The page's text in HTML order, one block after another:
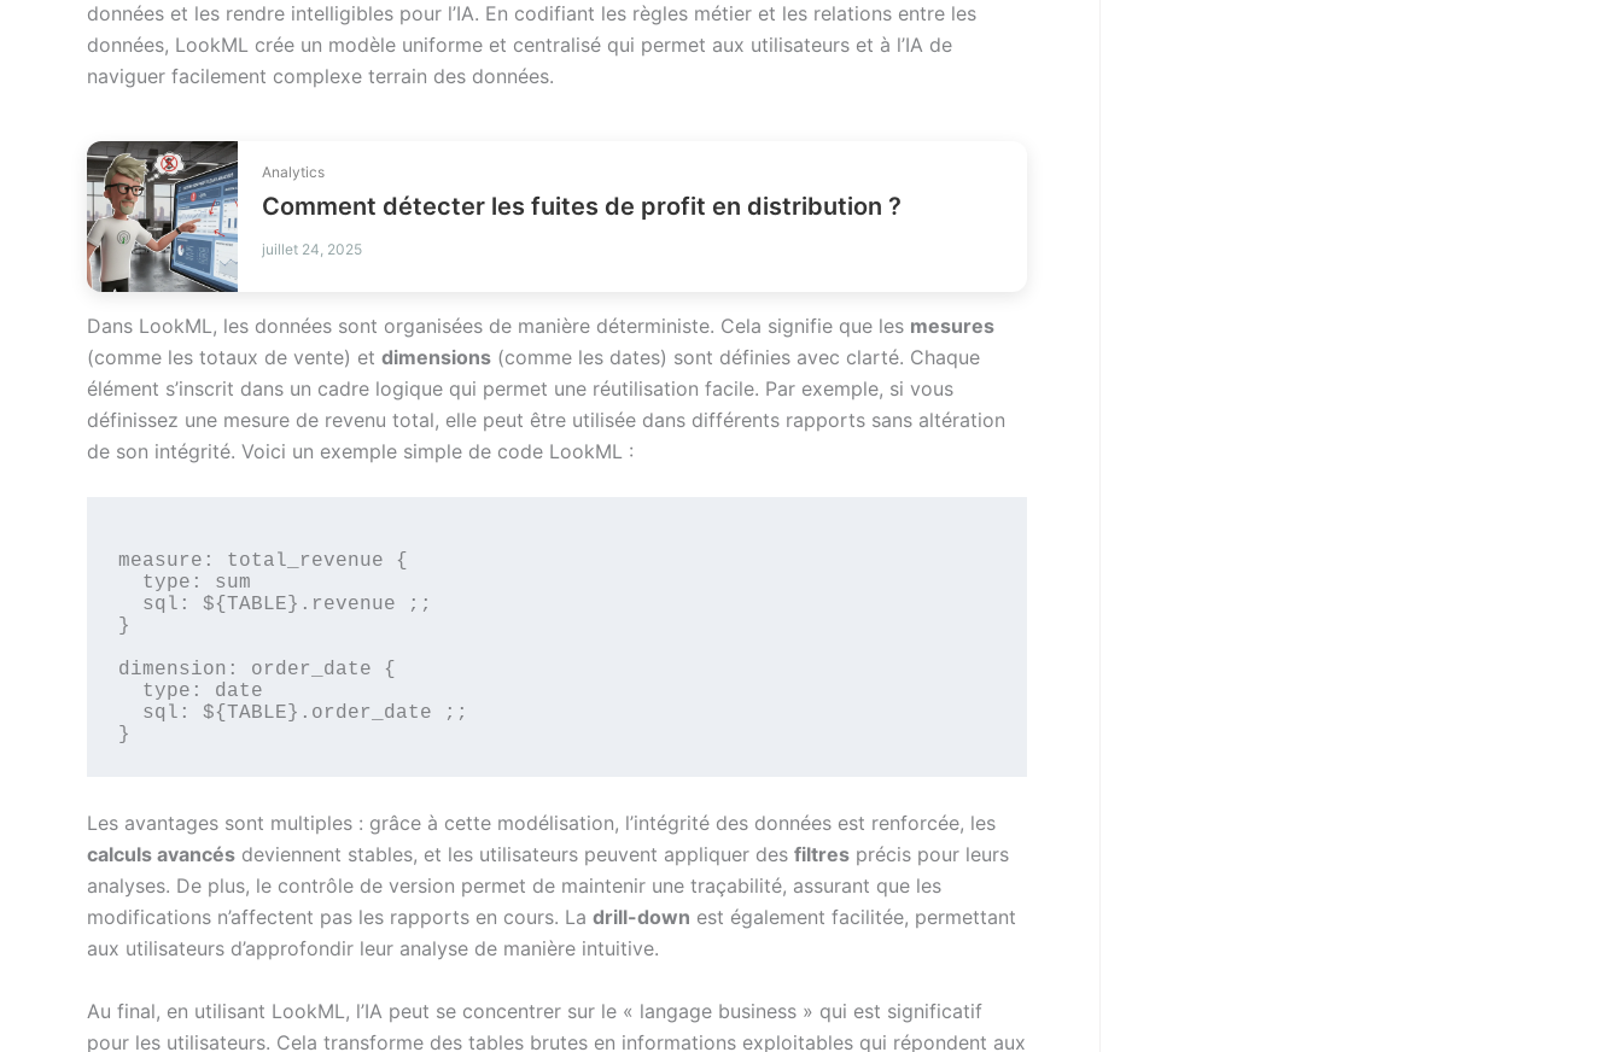
données et les rendre intelligibles pour l’IA. En codifiant les règles métier et les relations entre les
données, LookML crée un modèle uniforme et centralisé qui permet aux utilisateurs et à l’IA de
naviguer facilement complexe terrain des données.
Analytics
Comment détecter les fuites de profit en distribution ?
juillet 24, 2025
Dans LookML, les données sont organisées de manière déterministe. Cela signifie que les mesures
(comme les totaux de vente) et dimensions (comme les dates) sont définies avec clarté. Chaque
élément s’inscrit dans un cadre logique qui permet une réutilisation facile. Par exemple, si vous
définissez une mesure de revenu total, elle peut être utilisée dans différents rapports sans altération
de son intégrité. Voici un exemple simple de code LookML :
measure: total_revenue {
}
dimension: order_date {
Les avantages sont multiples : grâce à cette modélisation, l’intégrité des données est renforcée, les
calculs avancés deviennent stables, et les utilisateurs peuvent appliquer des filtres précis pour leurs
analyses. De plus, le contrôle de version permet de maintenir une traçabilité, assurant que les
modifications n’affectent pas les rapports en cours. La drill-down est également facilitée, permettant
aux utilisateurs d’approfondir leur analyse de manière intuitive.
Au final, en utilisant LookML, l’IA peut se concentrer sur le « langage business » qui est significatif
pour les utilisateurs. Cela transforme des tables brutes en informations exploitables qui répondent aux